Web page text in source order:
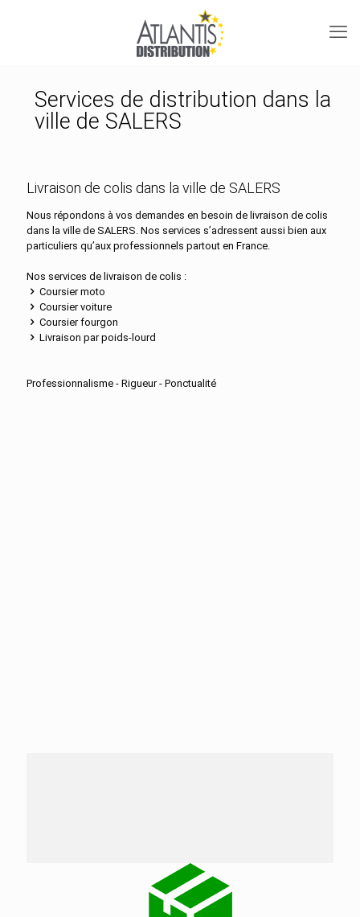
Services de distribution dans la
ville de SALERS
Livraison de colis dans la ville de SALERS
Nous répondons à vos demandes en besoin de livraison de colis
dans la ville de SALERS. Nos services s’adressent aussi bien aux
particuliers qu’aux professionnels partout en France.
Nos services de livraison de colis :
Coursier moto
Coursier voiture
Coursier fourgon
Livraison par poids-lourd
Professionnalisme - Rigueur - Ponctualité